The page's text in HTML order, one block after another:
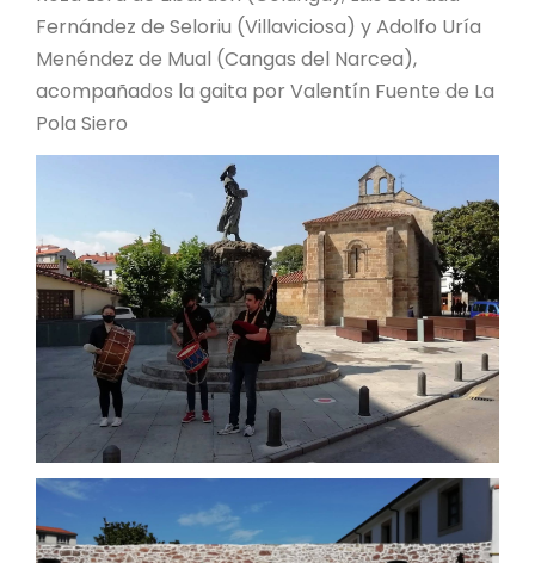
Fernández de Seloriu (Villaviciosa) y Adolfo Uría
Menéndez de Mual (Cangas del Narcea),
acompañados la gaita por Valentín Fuente de La
Pola Siero